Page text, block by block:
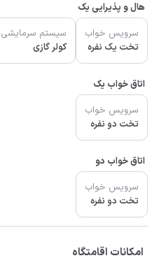
هال و پذیرایی یک
سرویس خواب
تخت یک نفره
سیستم سرمایشی
کولر گازی
اتاق خواب یک
سرویس خواب
تخت دو نفره
اتاق خواب دو
سرویس خواب
تخت دو نفره
امکانات اقامتگاه